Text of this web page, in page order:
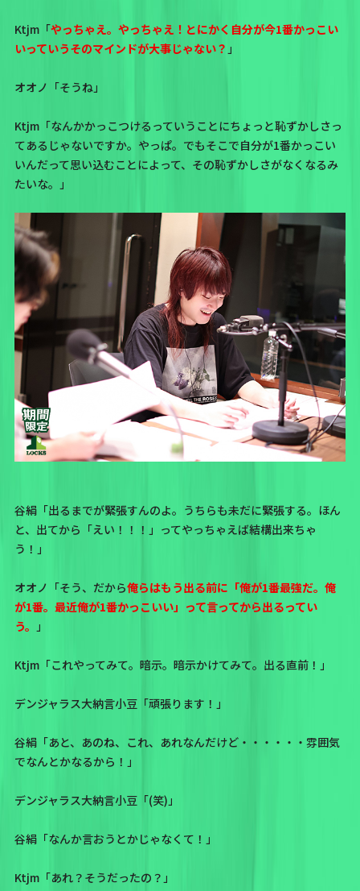
Ktjm「やっちゃえ。やっちゃえ！とにかく自分が今1番かっこい
いっていうそのマインドが大事じゃない？ 」
オオノ「そうね」
Ktjm「なんかかっこつけるっていうことにちょっと恥ずかしさっ
てあるじゃないですか。やっぱ。でもそこで自分が1番かっこい
いんだって思い込むことによって、その恥ずかしさがなくなるみ
たいな。」
谷絹「出るまでが緊張すんのよ。うちらも未だに緊張する。ほん
と、出てから「えい！！！」ってやっちゃえば結構出来ちゃ
う！」
オオノ「そう、だから俺らはもう出る前に「俺が1番最強だ。俺
が1番。最近俺が1番かっこいい」って言ってから出るってい
う。 」
Ktjm「これやってみて。暗示。暗示かけてみて。出る直前！」
デンジャラス大納言小豆「頑張ります！」
谷絹「あと、あのね、これ、あれなんだけど・・・・・・雰囲気
でなんとかなるから！」
デンジャラス大納言小豆「(笑)」
谷絹「なんか言おうとかじゃなくて！」
Ktjm「あれ？そうだったの？」